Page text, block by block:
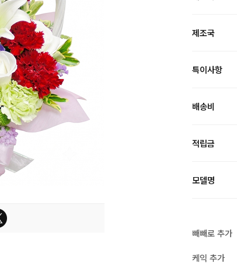
제조국
특이사항
배송비
적립금
모델명
빼빼로 추가
케익 추가